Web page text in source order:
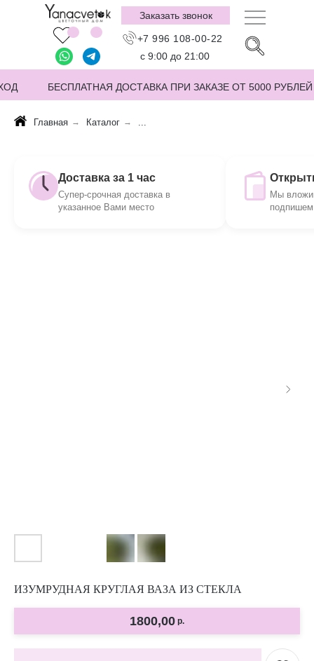
+7 996 108-00-22
Заказать звонок
БЕСПЛАТНАЯ ДОСТАВКА ПРИ ЗАКАЗЕ ОТ 5000 РУБЛЕЙ
с 9:00 до 21:00
Главная → Каталог → ...
Доставка за 1 час
Супер-срочная доставка в
указанное Вами место
Мы
ИЗУМРУДНАЯ КРУГЛАЯ ВАЗА ИЗ СТЕКЛА
1800,00 р.